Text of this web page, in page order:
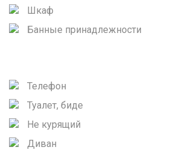
Шкаф
Банные принадлежности
Телефон
Туалет, биде
Не курящий
Диван